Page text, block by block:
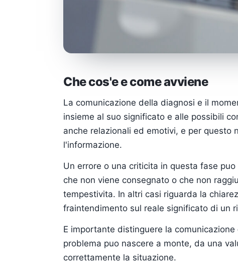
Che cos'e e come avviene
La comunicazione della diagnosi e il
insieme al suo significato e alle possibili
anche relazionali ed emotivi, e per questo
l'informazione.
Un errore o una criticita in questa fase
che non viene consegnato o che non
tempestivita. In altri casi riguarda la
fraintendimento sul reale significato di un
E importante distinguere la
problema puo nascere a monte, da una
correttamente la situazione.